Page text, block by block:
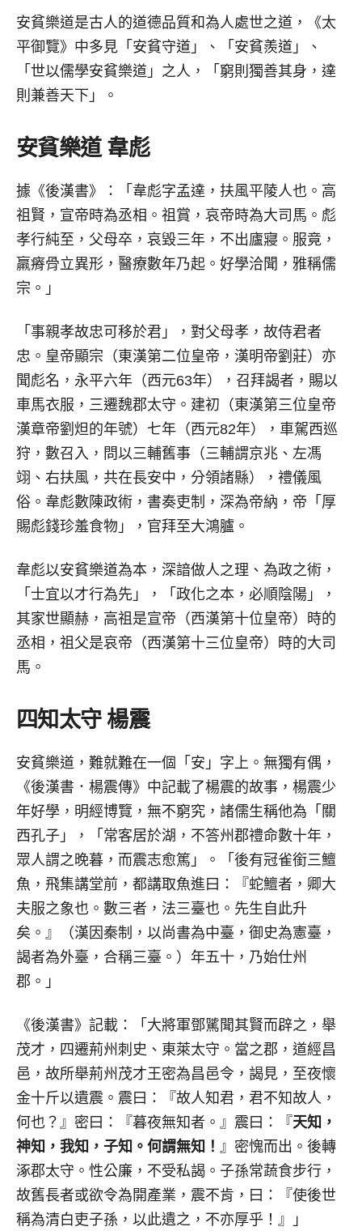
安貧樂道是古人的道德品質和為人處世之道，《太
平御覽》中多見「安貧守道」、「安貧羨道」、
「世以儒學安貧樂道」之人，「窮則獨善其身，達
則兼善天下」。
安貧樂道 韋彪
據《後漢書》：「韋彪字孟達，扶風平陵人也。高
祖賢，宣帝時為丞相。祖賞，哀帝時為大司馬。彪
孝行純至，父母卒，哀毀三年，不出廬寢。服竟，
羸瘠骨立異形，醫療數年乃起。好學洽聞，雅稱儒
宗。」
「事親孝故忠可移於君」，對父母孝，故侍君者
忠。皇帝顯宗（東漢第二位皇帝，漢明帝劉莊）亦
聞彪名，永平六年（西元63年），召拜謁者，賜以
車馬衣服，三遷魏郡太守。建初（東漢第三位皇帝
漢章帝劉炟的年號）七年（西元82年），車駕西巡
狩，數召入，問以三輔舊事（三輔謂京兆、左馮
翊、右扶風，共在長安中，分領諸縣），禮儀風
俗。韋彪數陳政術，書奏吏制，深為帝納，帝「厚
賜彪錢珍羞食物」，官拜至大鴻臚。
韋彪以安貧樂道為本，深諳做人之理、為政之術，
「士宜以才行為先」，「政化之本，必順陰陽」，
其家世顯赫，高祖是宣帝（西漢第十位皇帝）時的
丞相，祖父是哀帝（西漢第十三位皇帝）時的大司
馬。
四知太守 楊震
安貧樂道，難就難在一個「安」字上。無獨有偶，
《後漢書．楊震傳》中記載了楊震的故事，楊震少
年好學，明經博覽，無不窮究，諸儒生稱他為「關
西孔子」，「常客居於湖，不答州郡禮命數十年，
眾人謂之晚暮，而震志愈篤」。「後有冠雀銜三鱣
魚，飛集講堂前，都講取魚進曰：『蛇鱣者，卿大
夫服之象也。數三者，法三臺也。先生自此升
矣。』（漢因秦制，以尚書為中臺，御史為憲臺，
謁者為外臺，合稱三臺。）年五十，乃始仕州
郡。」
《後漢書》記載：「大將軍鄧騭聞其賢而辟之，舉
茂才，四遷荊州刺史、東萊太守。當之郡，道經昌
邑，故所舉荊州茂才王密為昌邑令，謁見，至夜懷
金十斤以遺震。震曰：『故人知君，君不知故人，
何也？』密曰：『暮夜無知者。』震曰：『 天知，
神知，我知，子知。何謂無知！ 』密愧而出。後轉
涿郡太守。性公廉，不受私謁。子孫常蔬食步行，
故舊長者或欲令為開產業，震不肯，曰：『使後世
稱為清白吏子孫，以此遺之，不亦厚乎！』」